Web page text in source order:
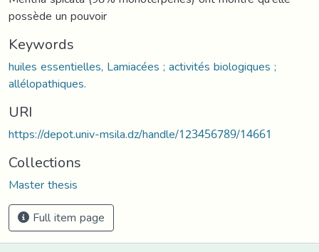
possède un pouvoir
Keywords
huiles essentielles, Lamiacées ; activités biologiques ;
allélopathiques.
URI
https://depot.univ-msila.dz/handle/123456789/14661
Collections
Master thesis
Full item page